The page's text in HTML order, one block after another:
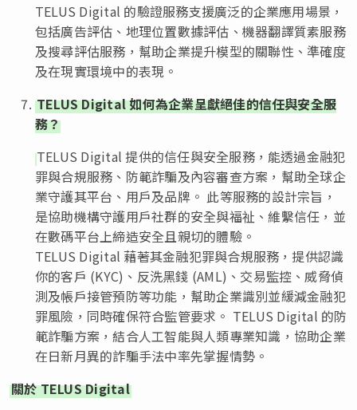
TELUS Digital 的驗證服務支援廣泛的企業應用場景，
包括廣告評估、地理位置數據評估、機器翻譯質素服務
及搜尋評估服務，幫助企業提升模型的關聯性、準確度
及在現實環境中的表現。
TELUS Digital 如何為企業呈獻絕佳的信任與安全服
務？
TELUS Digital 提供的信任與安全服務，能透過金融犯
罪與合規服務、防範詐騙及內容審查方案，幫助全球企
業守護其平台、用戶及品牌。 此等服務的設計宗旨，
是協助機構守護用戶社群的安全與福祉、維繫信任，並
在數碼平台上締造安全且親切的體驗。
TELUS Digital 藉著其金融犯罪與合規服務，提供認識
你的客戶 (KYC)、反洗黑錢 (AML)、交易監控、威脅偵
測及帳戶接管預防等功能，幫助企業識別並緩減金融犯
罪風險，同時確保符合監管要求。 TELUS Digital 的防
範詐騙方案，結合人工智能與人類專業知識，協助企業
在日新月異的詐騙手法中率先掌握情勢。
關於 TELUS Digital